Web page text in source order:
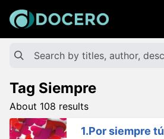
Tag Siempre
About 108 results
1.Por siempre tú